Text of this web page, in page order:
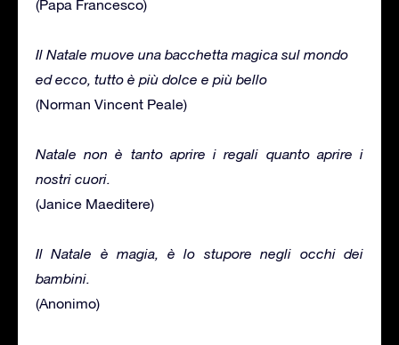
(Papa Francesco)
Il Natale muove una bacchetta magica sul mondo
ed ecco, tutto è più dolce e più bello
(Norman Vincent Peale)
Natale non è tanto aprire i regali quanto aprire i
nostri cuori.
(Janice Maeditere)
Il Natale è magia, è lo stupore negli occhi dei
bambini.
(Anonimo)